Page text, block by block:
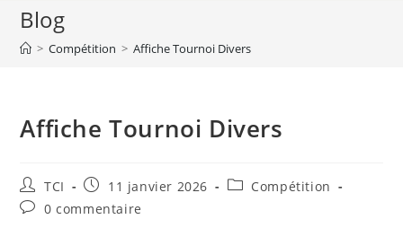
Blog
> Compétition > Affiche Tournoi Divers
Affiche Tournoi Divers
Auteur/autrice
de
la
TCI
Publication
publiée :
11 janvier 2026
PostCompétition
Commentaires
0 commentaire